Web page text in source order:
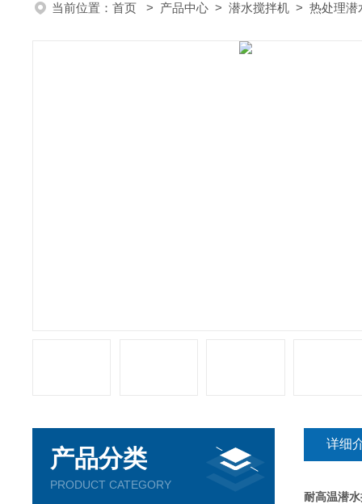
当前位置： 首页 > 产品中心 > 潜水搅拌机 > 热处理潜
产品分类
PRODUCT CATEGORY
详细
耐高温潜